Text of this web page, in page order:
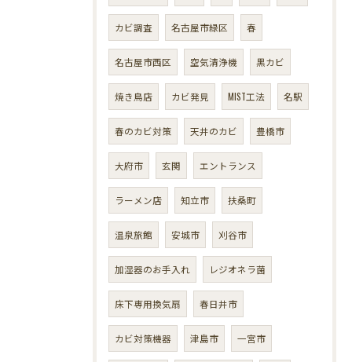
カビ調査 名古屋市緑区 春
名古屋市西区 空気清浄機 黒カビ
焼き鳥店 カビ発見 MIST工法 名駅
春のカビ対策 天井のカビ 豊橋市
大府市 玄関 エントランス
ラーメン店 知立市 扶桑町
温泉旅館 安城市 刈谷市
加湿器のお手入れ レジオネラ菌
床下専用換気扇 春日井市
カビ対策機器 津島市 一宮市